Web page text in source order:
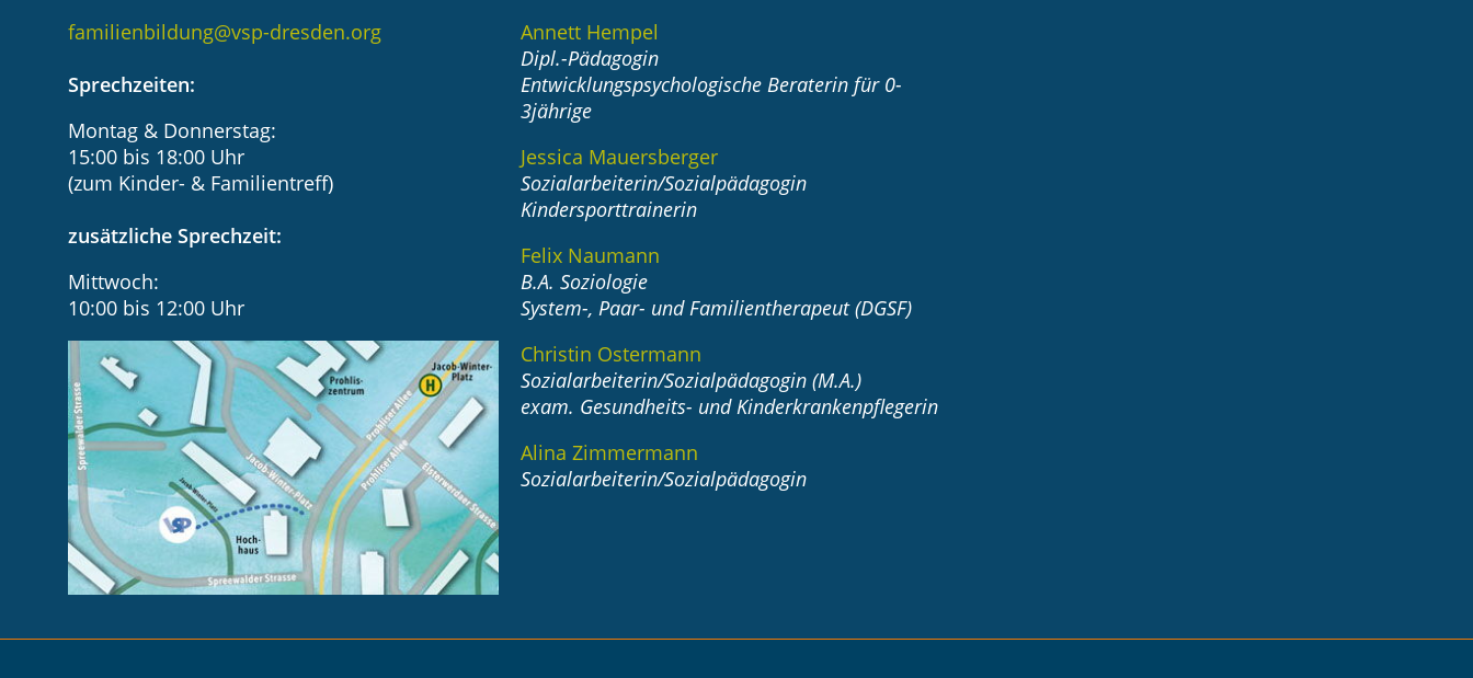
familienbildung@vsp-dresden.org
Sprechzeiten:
Montag & Donnerstag:
15:00 bis 18:00 Uhr
(zum Kinder- & Familientreff)
zusätzliche Sprechzeit:
Mittwoch:
10:00 bis 12:00 Uhr
Annett Hempel
Dipl.-Pädagogin
Entwicklungspsychologische Beraterin für 0-
3jährige
Jessica Mauersberger
Sozialarbeiterin/Sozialpädagogin
Kindersporttrainerin
Felix Naumann
B.A. Soziologie
System-, Paar- und Familientherapeut (DGSF)
Christin Ostermann
Sozialarbeiterin/Sozialpädagogin (M.A.)
exam. Gesundheits- und Kinderkrankenpflegerin
Alina Zimmermann
Sozialarbeiterin/Sozialpädagogin